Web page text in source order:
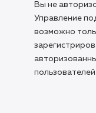
Вы не
Управление
возможно
пользователей.